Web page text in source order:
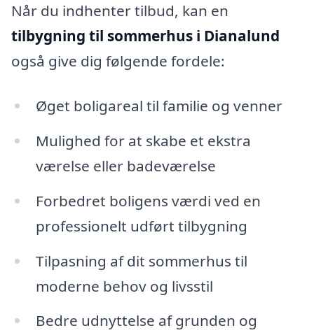
Når du indhenter tilbud, kan en
tilbygning til sommerhus i Dianalund
også give dig følgende fordele:
Øget boligareal til familie og venner
Mulighed for at skabe et ekstra
værelse eller badeværelse
Forbedret boligens værdi ved en
professionelt udført tilbygning
Tilpasning af dit sommerhus til
moderne behov og livsstil
Bedre udnyttelse af grunden og